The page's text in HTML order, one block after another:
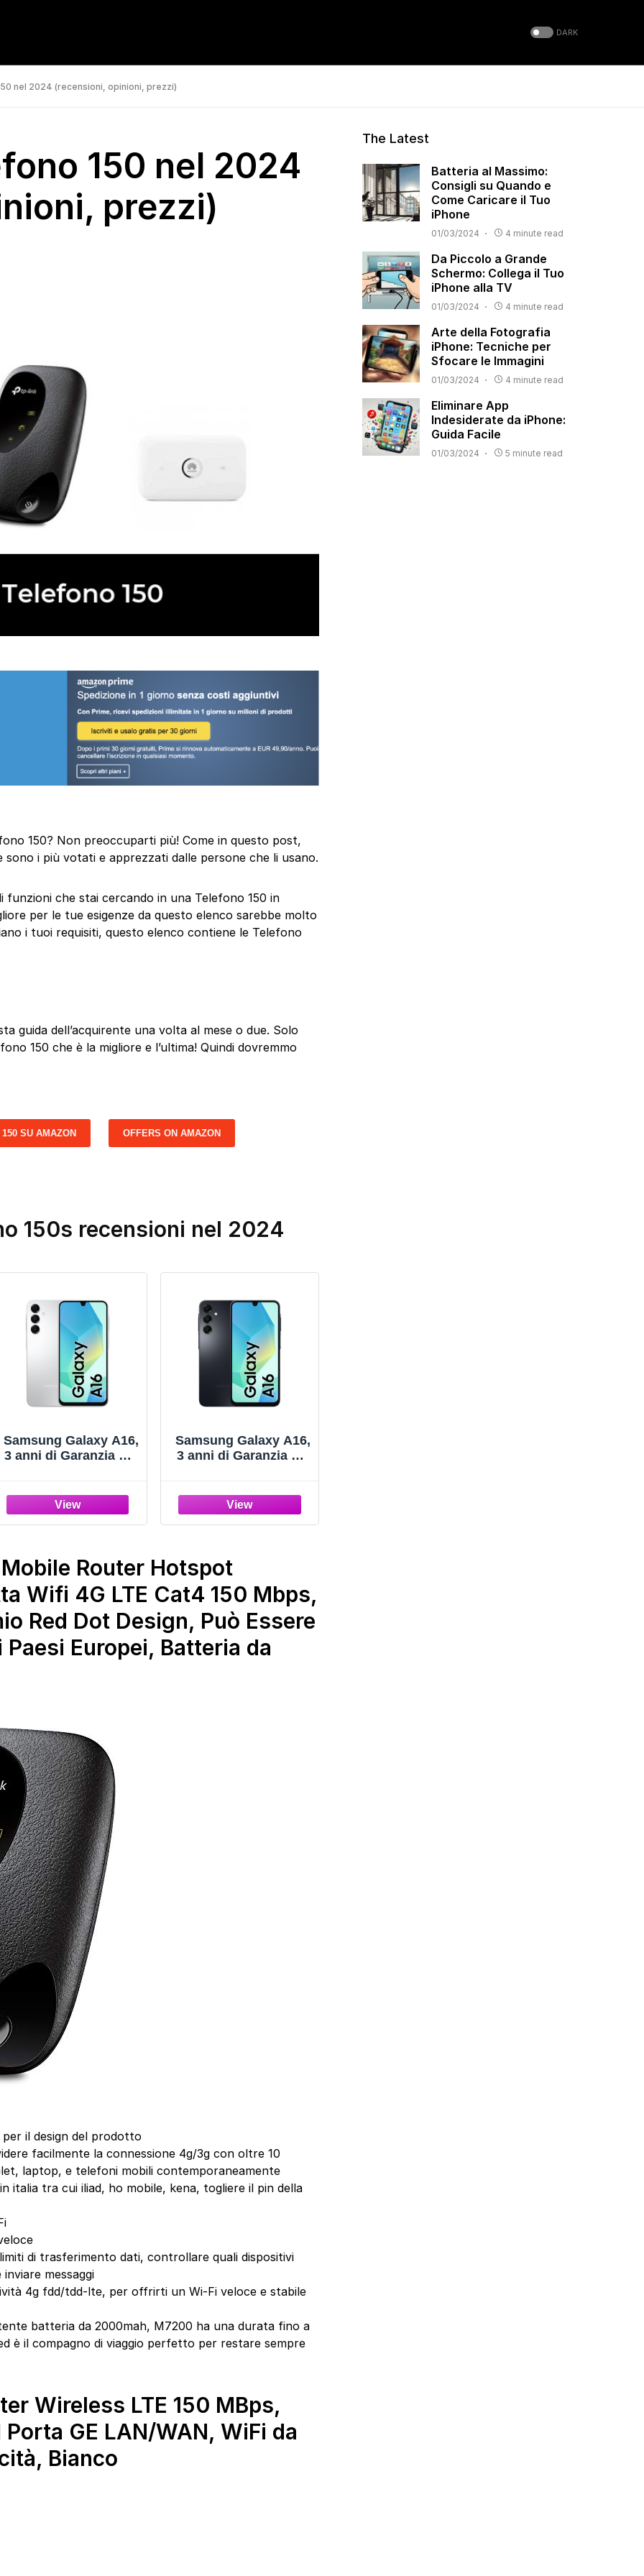
DARK
nel 2024 (recensioni, opinioni, prezzi)
150 nel 2024
prezzi)
150? Non preoccuparti più! Come in questo post,
sono i più votati e apprezzati dalle persone che li usano.
funzioni che stai cercando in una Telefono 150 in
per le tue esigenze da questo elenco sarebbe molto
i tuoi requisiti, questo elenco contiene le Telefono
guida dell’acquirente una volta al mese o due. Solo
150 che è la migliore e l’ultima! Quindi dovremmo
SU AMAZON OFFERS ON AMAZON
150s recensioni nel 2024
Samsung Galaxy A16,
3 anni di Garanzia del
AMOLED 6.7" FHD+,
4GB RAM, 128GB,
espandibile, Gray
[Versione Italiana]
Samsung Galaxy A16,
3 anni di Garanzia del
AMOLED 6.7" FHD+,
4GB RAM, 128GB,
espandibile, Black
[Versione Italiana]
Router Hotspot
Wifi 4G LTE Cat4 150 Mbps,
Red Dot Design, Può Essere
Europei, Batteria da
il design del prodotto
facilmente la connessione 4g/3g con oltre 10
laptop, e telefoni mobili contemporaneamente
italia tra cui iliad, ho mobile, kena, togliere il pin della
di trasferimento dati, controllare quali dispositivi
messaggi
4g fdd/tdd-lte, per offrirti un Wi-Fi veloce e stabile
batteria da 2000mah, M7200 ha una durata fino a
è il compagno di viaggio perfetto per restare sempre
Wireless LTE 150 MBps,
GE LAN/WAN, WiFi da
Bianco
The Latest
Batteria al Massimo:
Consigli su Quando e
Come Caricare il Tuo
iPhone
01/03/2024 4 minute read
Da Piccolo a Grande
Schermo: Collega il Tuo
iPhone alla TV
01/03/2024 4 minute read
Arte della Fotografia
iPhone: Tecniche per
Sfocare le Immagini
01/03/2024 4 minute read
Eliminare App
Indesiderate da iPhone:
Guida Facile
01/03/2024 5 minute read